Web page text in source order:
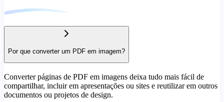
Por que converter um PDF em imagem?
Converter páginas de PDF em imagens deixa tudo mais fácil de
compartilhar, incluir em apresentações ou sites e reutilizar em outros
documentos ou projetos de design.